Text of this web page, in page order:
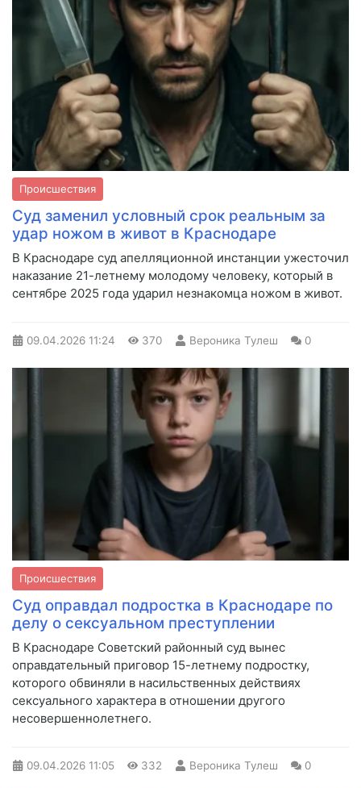
Происшествия
Суд заменил условный срок реальным за
удар ножом в живот в Краснодаре
В Краснодаре суд апелляционной инстанции ужесточил
наказание 21-летнему молодому человеку, который в
сентябре 2025 года ударил незнакомца ножом в живот.
09.04.2026 11:24 370 Вероника Тулеш 0
Происшествия
Суд оправдал подростка в Краснодаре по
делу о сексуальном преступлении
В Краснодаре Советский районный суд вынес
оправдательный приговор 15-летнему подростку,
которого обвиняли в насильственных действиях
сексуального характера в отношении другого
несовершеннолетнего.
09.04.2026 11:05 332 Вероника Тулеш 0